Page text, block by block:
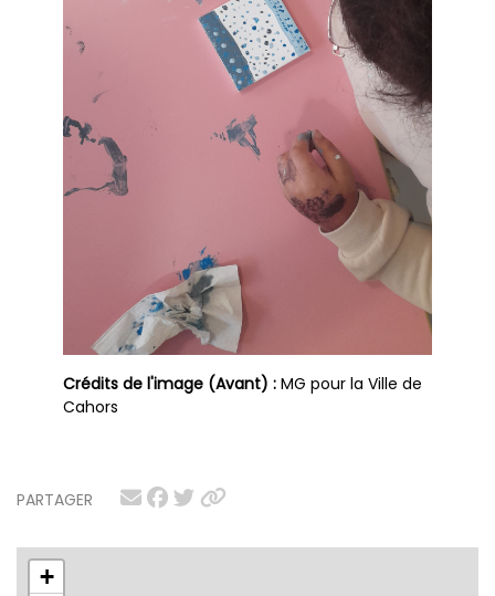
PARTAGER
+
Crédits de l'image (Avant) : MG pour la Ville de
Cahors